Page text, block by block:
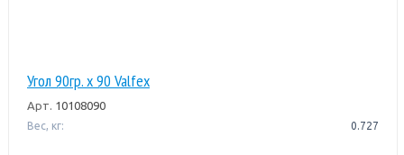
Угол 90гр. х 90 Valfex
Арт. 10108090
Вес, кг: 0.727